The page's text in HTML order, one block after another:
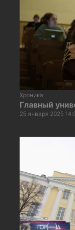
Хроника
Главный
25 января 2025